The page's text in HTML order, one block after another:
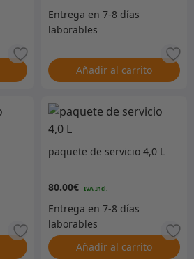
Añadir al carrito
paquete de servicio 4,0 L
80.00€
Añadir al carrito